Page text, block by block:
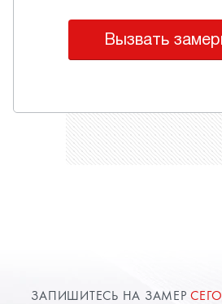
Вызвать
ЗАПИШИТЕСЬ НА ЗАМЕР